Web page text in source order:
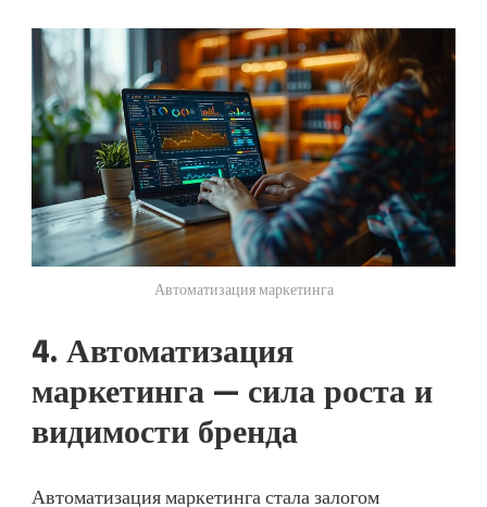
Автоматизация маркетинга
4. Автоматизация
маркетинга — сила роста и
видимости бренда
Автоматизация маркетинга стала залогом